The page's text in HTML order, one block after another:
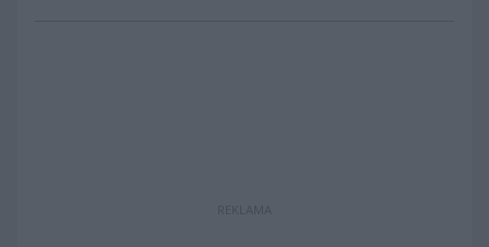
REKLAMA